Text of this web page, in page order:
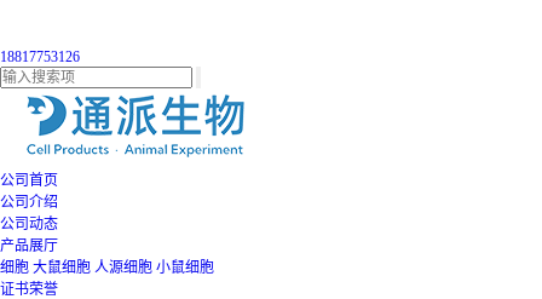
18817753126
公司首页
公司介绍
公司动态
产品展厅
细胞 大鼠细胞 人源细胞 小鼠细胞
证书荣誉